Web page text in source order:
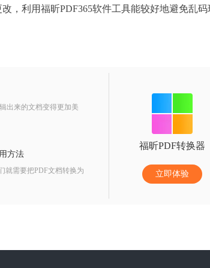
，利用福昕PDF365软件工具能较好地避免乱码
出来的文档变得更加美
方法
就需要把PDF文档转换为
福昕PDF转换器
立即体验